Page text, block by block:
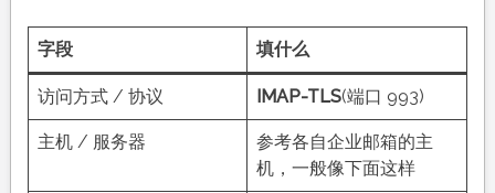
字段 填什么
访问方式 / 协议 IMAP-TLS(端口 993)
主机 / 服务器
参考各自企业邮箱的主
机，一般像下面这样